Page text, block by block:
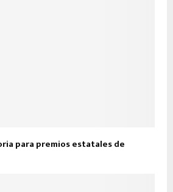
para premios estatales de